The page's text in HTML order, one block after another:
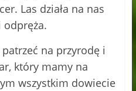
Las działa na nas
odpręża.
patrzeć na przyrodę i
który mamy na
wszystkim dowiecie